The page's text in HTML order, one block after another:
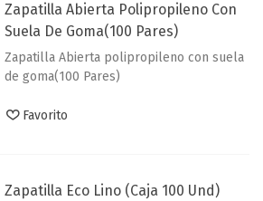
Zapatilla Abierta Polipropileno Con
Suela De Goma(100 Pares)
Zapatilla Abierta polipropileno con suela
de goma(100 Pares)
Favorito
Zapatilla Eco Lino (Caja 100 Und)